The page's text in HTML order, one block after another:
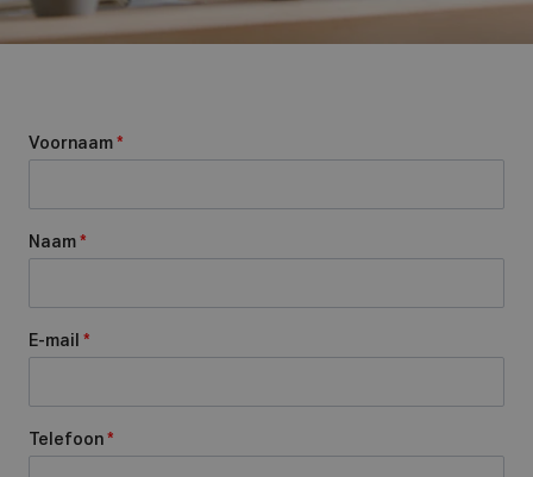
Voornaam *
Naam *
E-mail *
Telefoon *